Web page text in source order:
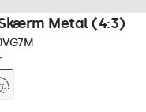
Metal (4:3)